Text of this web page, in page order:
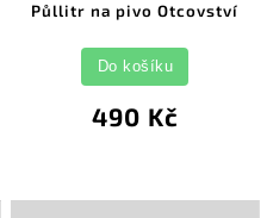
Půllitr na pivo Otcovství
490 Kč
Do košíku